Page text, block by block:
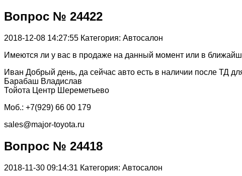
Вопрос № 24422
2018-12-08 14:27:55 Категория: Автосалон
Имеются ли у вас в продаже на данный момент или в
Иван Добрый день, да сейчас авто есть в наличии после ТД
Барабаш Владислав
Тойота Центр Шереметьево
Моб.: +7(929) 66 00 179
sales@major-toyota.ru
Вопрос № 24418
2018-11-30 09:14:31 Категория: Автосалон